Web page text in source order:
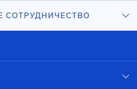
СОТРУДНИЧЕСТВО